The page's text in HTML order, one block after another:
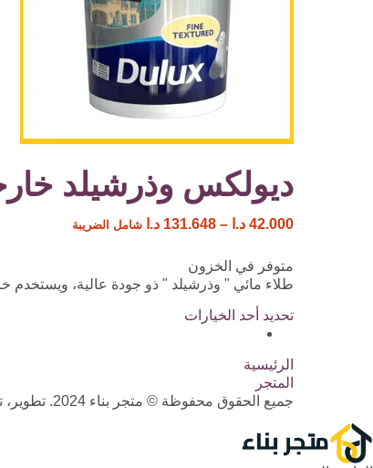
ديولكس وذرشيلد
42.000 د.ا –
131.648 د.ا شامل الضريبة
متوفر في الخزون
طلاء مائي " وذرشيلد " ذو جودة عالية، ويستخدم
تحديد أحد الخيارات
الرئيسية
المتجر
جميع الحقوق محفوظة © متجر بناء 2024. تطوير، تصميم، واستضافة الداما المتحدة لحلول الاعمال والتسويق